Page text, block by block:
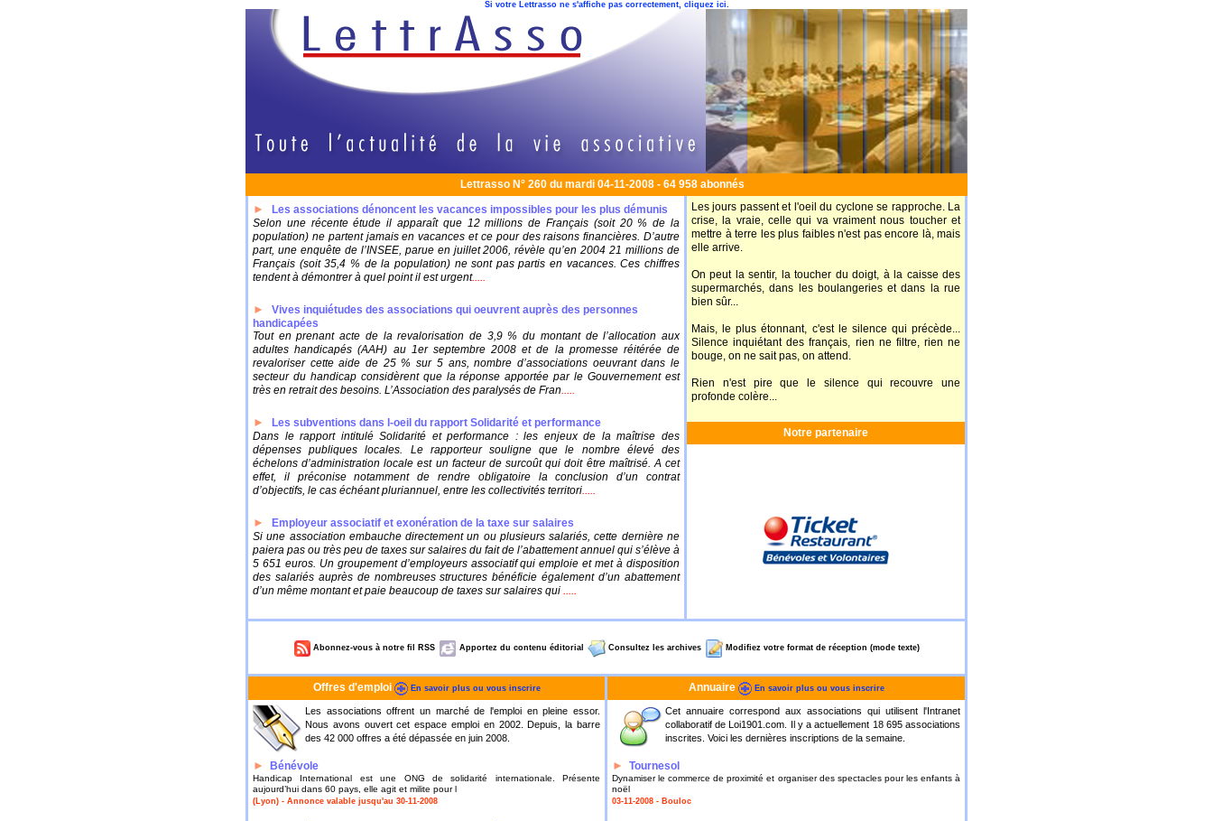
Si votre Lettrasso ne s'affiche pas correctement, cliquez ici.
Lettrasso N° 260 du mardi 04-11-2008 - 64 958 abonnés
►
Les associations dénoncent les vacances impossibles pour les plus démunis
Selon une récente étude il apparaît que 12 millions de Français (soit 20 % de la
population) ne partent jamais en vacances et ce pour des raisons financières. D’autre
part, une enquête de l’INSEE, parue en juillet 2006, révèle qu’en 2004 21 millions de
Français (soit 35,4 % de la population) ne sont pas partis en vacances. Ces chiffres
tendent à démontrer à quel point il est urgent.....
►
Vives inquiétudes des associations qui oeuvrent auprès des personnes
handicapées
Tout en prenant acte de la revalorisation de 3,9 % du montant de l’allocation aux
adultes handicapés (AAH) au 1er septembre 2008 et de la promesse réitérée de
revaloriser cette aide de 25 % sur 5 ans, nombre d’associations oeuvrant dans le
secteur du handicap considèrent que la réponse apportée par le Gouvernement est
très en retrait des besoins. L’Association des paralysés de Fran.....
►
Les subventions dans l-oeil du rapport Solidarité et performance
Dans le rapport intitulé Solidarité et performance : les enjeux de la maîtrise des
dépenses publiques locales. Le rapporteur souligne que le nombre élevé des
échelons d’administration locale est un facteur de surcoût qui doit être maîtrisé. A cet
effet, il préconise notamment de rendre obligatoire la conclusion d’un contrat
d’objectifs, le cas échéant pluriannuel, entre les collectivités territori.....
►
Employeur associatif et exonération de la taxe sur salaires
Si une association embauche directement un ou plusieurs salariés, cette dernière ne
paiera pas ou très peu de taxes sur salaires du fait de l’abattement annuel qui s’élève à
5 651 euros. Un groupement d’employeurs associatif qui emploie et met à disposition
des salariés auprès de nombreuses structures bénéficie également d’un abattement
d’un même montant et paie beaucoup de taxes sur salaires qui .....
Les jours passent et l'oeil du cyclone se rapproche. La
crise, la vraie, celle qui va vraiment nous toucher et
mettre à terre les plus faibles n'est pas encore là, mais
elle arrive.
On peut la sentir, la toucher du doigt, à la caisse des
supermarchés, dans les boulangeries et dans la rue
bien sûr...
Mais, le plus étonnant, c'est le silence qui précède...
Silence inquiétant des français, rien ne filtre, rien ne
bouge, on ne sait pas, on attend.
Rien n'est pire que le silence qui recouvre une
profonde colère...
Notre partenaire
Abonnez-vous à notre fil RSS Apportez du contenu éditorial Consultez les archives Modifiez votre format de réception (mode texte)
Offres d'emploi En savoir plus ou vous inscrire
Les associations offrent un marché de l'emploi en pleine essor.
Nous avons ouvert cet espace emploi en 2002. Depuis, la barre
des 42 000 offres a été dépassée en juin 2008.
► Bénévole
Handicap International est une ONG de solidarité internationale. Présente
aujourd’hui dans 60 pays, elle agit et milite pour l
(Lyon) - Annonce valable jusqu'au 30-11-2008
Annuaire En savoir plus ou vous inscrire
Cet annuaire correspond aux associations qui utilisent l'Intranet
collaboratif de Loi1901.com. Il y a actuellement 18 695 associations
inscrites. Voici les dernières inscriptions de la semaine.
► Tournesol
Dynamiser le commerce de proximité et organiser des spectacles pour les enfants à
noël
03-11-2008 - Bouloc